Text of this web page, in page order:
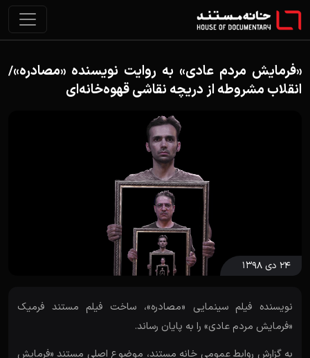
«فرمایش مردم عادی» به روایت نویسنده «مصادره»/
انقلاب مشروطه از دریچه نقاشی قهوه‌خانه‌ای
۲۴ دی ۱۳۹۸
نویسنده فیلم سینمایی «مصادره»، ساخت فیلم مستند فرمیک
«فرمایش مردم عادی» را به پایان رساند.
به گزارش روابط عمومی خانه مستند، موضوع اصلی مستند «فرمایش